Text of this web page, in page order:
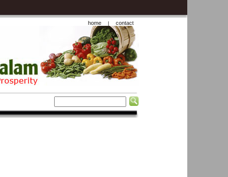
home | contact